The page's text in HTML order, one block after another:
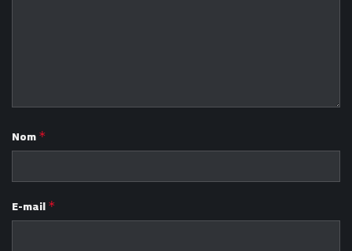
Nom *
E-mail *